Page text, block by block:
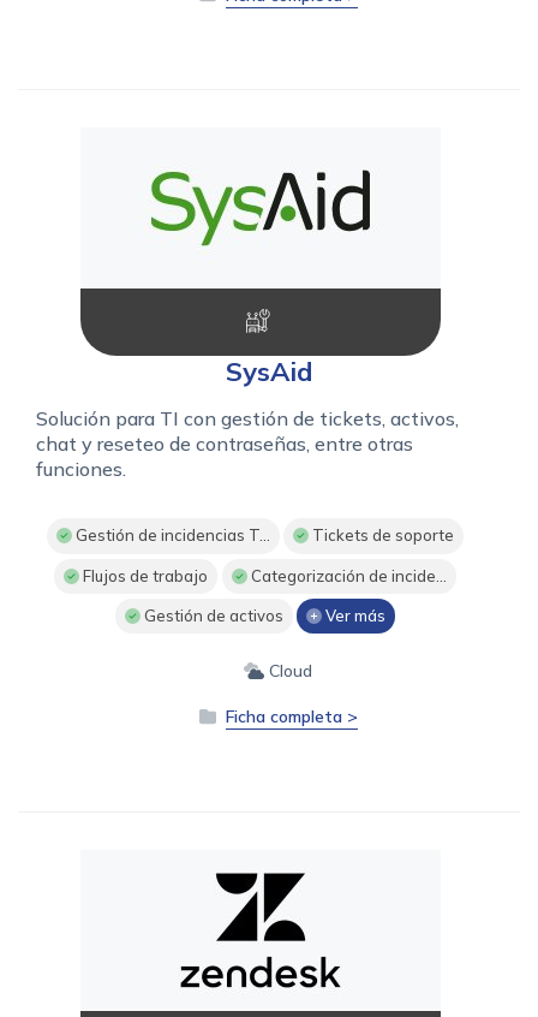
SysAid
Solución para TI con gestión de tickets, activos,
chat y reseteo de contraseñas, entre otras
funciones.
Gestión de incidencias T... Tickets de soporte
Flujos de trabajo Categorización de incide...
Gestión de activos Ver más
Cloud
Ficha completa >